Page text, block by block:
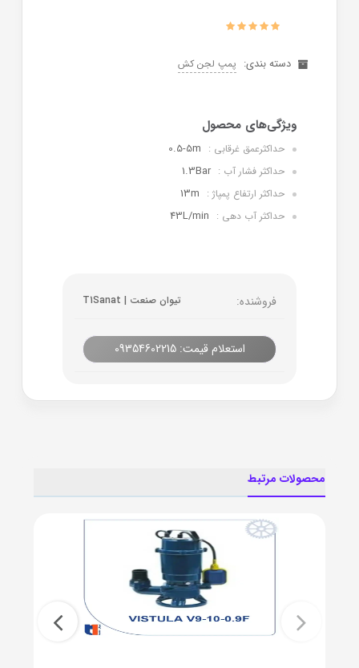
دسته بندی: پمپ لجن کش
حداکثرعمق غرقابی : 0.5-5m
حداکثر فشار آب : 1.3Bar
حداکثر ارتفاع پمپاژ : 13m
حداکثر آب دهی : 43L/min
فروشنده: تیوان صنعت | T1Sanat
استعلام قیمت: 09354602215
محصولات مرتبط